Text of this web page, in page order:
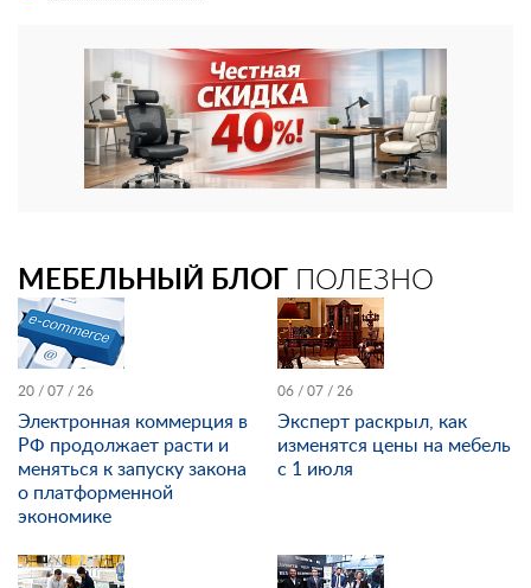
МЕБЕЛЬНЫЙ БЛОГ ПОЛЕЗНО
20 / 07 / 26
Электронная коммерция в
РФ продолжает расти и
меняться к запуску закона
о платформенной
экономике
06 / 07 / 26
Эксперт раскрыл, как
изменятся цены на мебель
с 1 июля